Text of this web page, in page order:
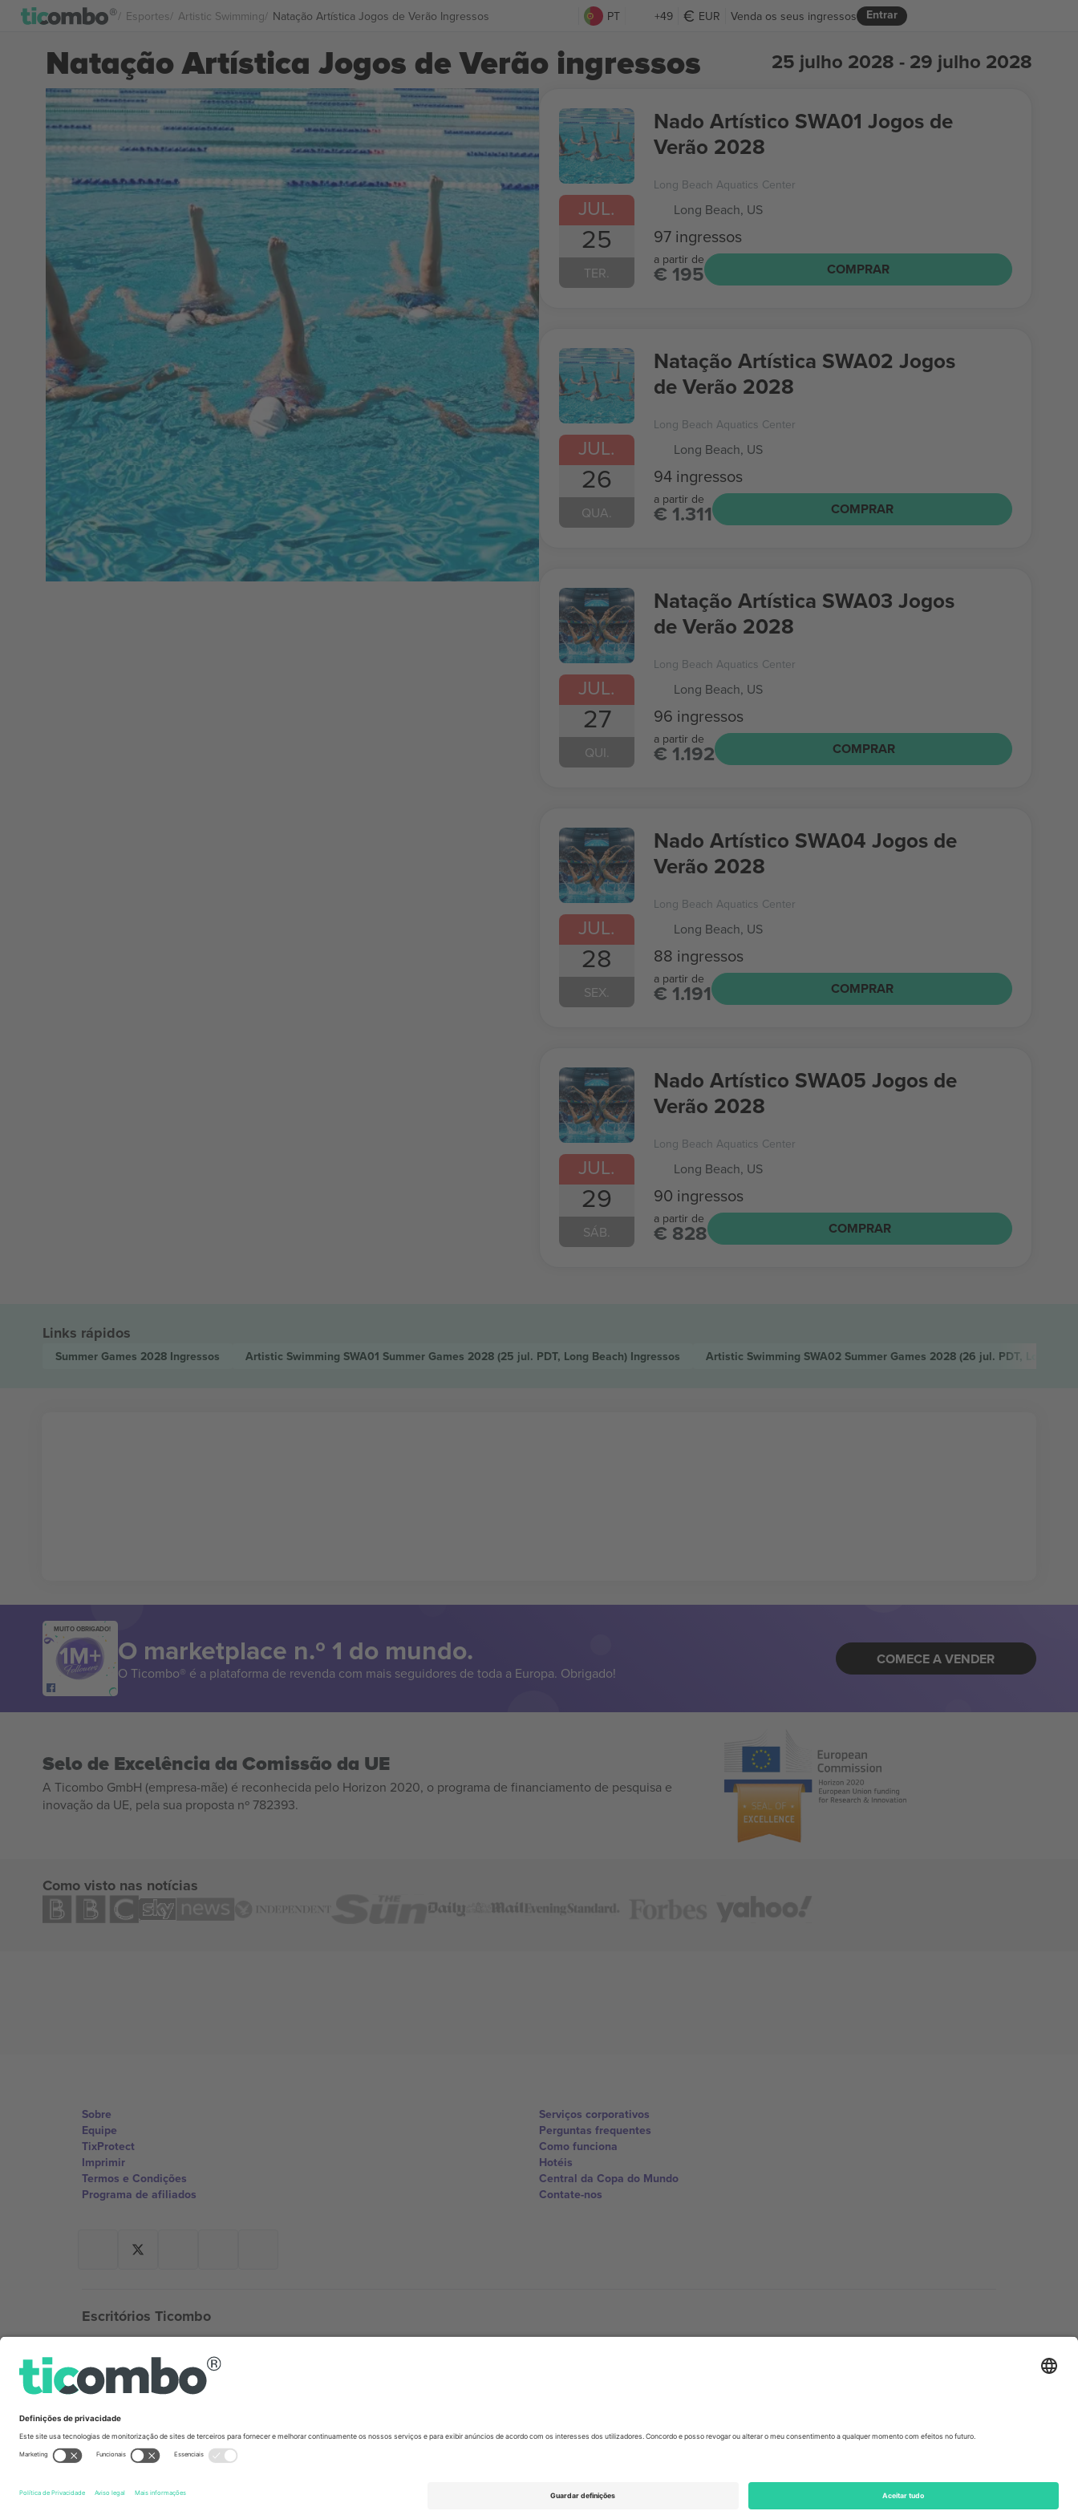
Esportes Artistic Swimming Natação Artística Jogos de Verão Ingressos PT +49 EUR Entrar
Venda os seus ingressos
Natação Artística Jogos de Verão ingressos 25 julho 2028 - 29 julho 2028
JUL.
25
TER.
Nado Artístico SWA01 Jogos de
Verão 2028
Long Beach Aquatics Center
Long Beach, US
97 ingressos
a partir de
€ 195 COMPRAR
JUL.
26
QUA.
Natação Artística SWA02 Jogos
de Verão 2028
Long Beach Aquatics Center
Long Beach, US
94 ingressos
a partir de
€ 1.311 COMPRAR
JUL.
27
QUI.
Natação Artística SWA03 Jogos
de Verão 2028
Long Beach Aquatics Center
Long Beach, US
96 ingressos
a partir de
€ 1.192 COMPRAR
JUL.
28
SEX.
Nado Artístico SWA04 Jogos de
Verão 2028
Long Beach Aquatics Center
Long Beach, US
88 ingressos
a partir de
€ 1.191 COMPRAR
JUL.
29
SÁB.
Nado Artístico SWA05 Jogos de
Verão 2028
Long Beach Aquatics Center
Long Beach, US
90 ingressos
a partir de
€ 828 COMPRAR
Links rápidos
Summer Games 2028 Ingressos Artistic Swimming SWA01 Summer Games 2028 (25 jul. PDT, Long Beach) Ingressos Artistic Swimming SWA02 Summer Games 2028 (26 jul. PDT, Long
MUITO OBRIGADO!
O marketplace n.º 1 do mundo.
O Ticombo® é a plataforma de revenda com mais seguidores de toda a Europa. Obrigado!
COMECE A VENDER
Selo de Excelência da Comissão da UE
A Ticombo GmbH (empresa-mãe) é reconhecida pelo Horizon 2020, o programa de financiamento de pesquisa e
inovação da UE, pela sua proposta nº 782393.
Como visto nas notícias
Sobre
Equipe
TixProtect
Imprimir
Termos e Condições
Programa de afiliados
Serviços corporativos
Perguntas frequentes
Como funciona
Hotéis
Central da Copa do Mundo
Contate-nos
Escritórios Ticombo
Unter den Linden 24, 10117 Berlin, Germany
131 Continental Dr, Suite 305, Newark, Delaware 19713, United States
Dorfstrasse 52a, 6390 Engelberg, Switzerland
Bulgaria
Regus Sofia City West, bul Totleben 53-55, 1606 Sofia, Bulgaria
UAE Dubai Silicon Oasis, DDP Building A1, Office 302, Dubai, United Arab Emirates